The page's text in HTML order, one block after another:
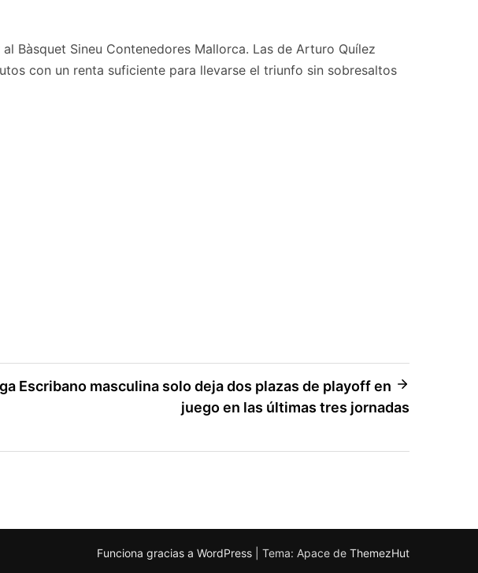
Bàsquet Sineu Contenedores Mallorca. Las de Arturo Quílez
con un renta suficiente para llevarse el triunfo sin sobresaltos
Escribano masculina solo deja dos plazas de playoff en
juego en las últimas tres jornadas
Funciona gracias a WordPress Tema: Apace de ThemezHut